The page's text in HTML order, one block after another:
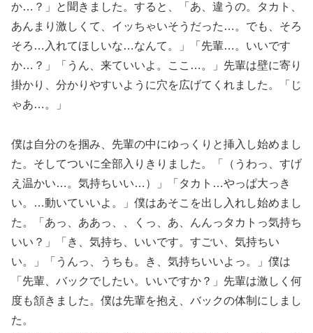
か…？」と聞きました。すると、「あ、違うの。タカト、
あんまり激しくて、イッちゃいそうだった…。でも、そろ
そろ…入れてほしいな…なんて。」「先輩…。いいです
か…？」「うん、来ていいよ。ここ…。」先輩は壁に寄り
掛かり、分かりやすいように穴を広げてくれました。「じ
ゃあ…。」
僕は自分のを掴み、先輩の中にゆっくりと挿入し始めまし
た。そしてついに全部入りきりました。「（うわっ、すげ
え温かい…。気持ちいい…）」「タカト…やっぱ大っき
い。…動いていいよ。」僕はあそこを出し入れし始めまし
た。「あっ、ああっ、、くっ、あ、んんっタカトっ気持ち
いい？」「き、気持ち、いいです。すごい、気持ちい
い。」「うんっ、うちも。き、気持ちいいよっ。」僕は
「先輩、バックでしたい。いいですか？」先輩は激しく何
度も頷きました。僕は先輩を抱え、バックの体制にしまし
た。